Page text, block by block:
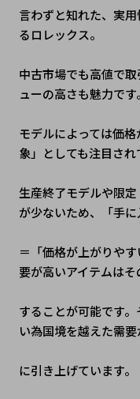
言わずと知れた、実
るロレックス。
中古市場でも高値で
ューの高さも魅力です。
モデルによっては価
象」としても注目され
生産終了モデルや限
が少ないため、「手に
＝「価格が上がりや
要が高いアイテムは
することが可能です
い為国境を越えた需
に引き上げています。